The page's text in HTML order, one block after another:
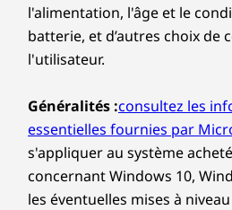
l'alimentation, l'âge et le
batterie, et d’autres choix de
l'utilisateur.
Généralités :consultez les
essentielles fournies par
s'appliquer au système
concernant Windows 10,
les éventuelles mises à niveau